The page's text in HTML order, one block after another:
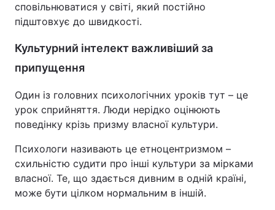
сповільнюватися у світі, який постійно
підштовхує до швидкості.
Культурний інтелект важливіший за
припущення
Один із головних психологічних уроків тут – це
урок сприйняття. Люди нерідко оцінюють
поведінку крізь призму власної культури.
Психологи називають це етноцентризмом –
схильністю судити про інші культури за мірками
власної. Те, що здається дивним в одній країні,
може бути цілком нормальним в іншій.